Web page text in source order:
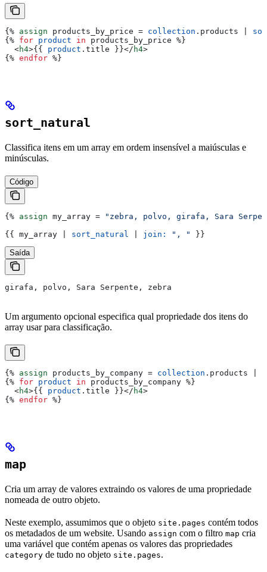
{% assign products_by_price = collection . products
{% for product in products_by_price %}
  <
h4>{{ product . title }}</ h4>
{% endfor %}
sort_natural
Classifica itens em um array em ordem insensível a maiúsculas e
minúsculas.
Código
{% assign my_array =
"zebra, polvo, girafa, Sara
{{
my_array sort_natural join: ", " }}
Saída
girafa, polvo, Sara Serpente, zebra
Um argumento opcional especifica qual propriedade dos itens do
array usar para classificação.
{% assign products_by_company = collection . products
{% for product in products_by_company %}
  <
h4>{{ product . title }}</ h4>
{% endfor %}
map
Cria um array de valores extraindo os valores de uma propriedade
nomeada de outro objeto.
Neste exemplo, assumimos que o objeto site.pages contém todos
os metadados de um website. Usando assign com o filtro map cria
uma variável que contém apenas os valores das propriedades
category de tudo no objeto site.pages.